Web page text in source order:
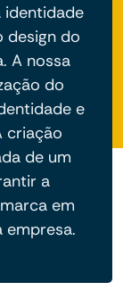
identidade
design do
A nossa
do
e
criação
de um
a
em